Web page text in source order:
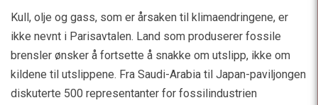
Kull, olje og gass, som er årsaken til klimaendringene, er
ikke nevnt i Parisavtalen. Land som produserer fossile
brensler ønsker å fortsette å snakke om utslipp, ikke om
kildene til utslippene. Fra Saudi-Arabia til Japan-paviljongen
diskuterte 500 representanter for fossilindustrien